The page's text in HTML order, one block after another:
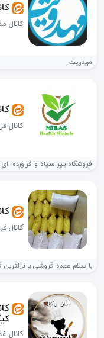
کانال
مهدویت
کانال
فروشگاه ییر سیاه و فراورده
کانال
با سلام عمده فروشی با
کانال